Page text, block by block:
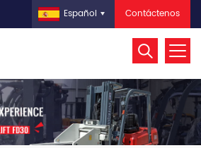
Contáctenos
Español